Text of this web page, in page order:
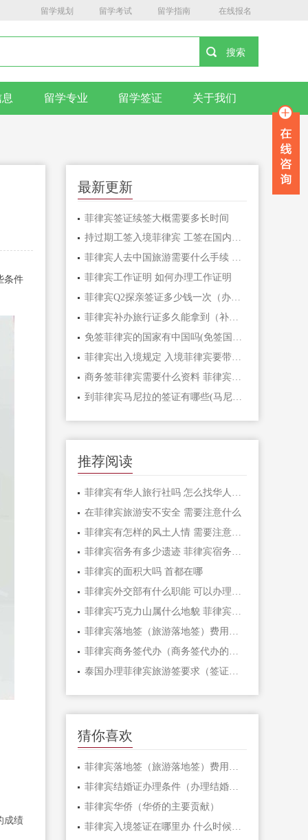
留学规划 留学考试 留学指南 在线报名
留学专业 留学签证 关于我们
条件
成绩
最新更新
菲律宾签证续签大概需要多长时间
持过期工签入境菲律宾 工签在国内过期会怎么样
菲律宾人去中国旅游需要什么手续 入华签证有哪些
菲律宾工作证明 如何办理工作证明
菲律宾Q2探亲签证多少钱一次（办理的流程）
菲律宾补办旅行证多久能拿到（补办的流程）
免签菲律宾的国家有中国吗(免签国家分享)
菲律宾出入境规定 入境菲律宾要带的材料有哪些
商务签菲律宾需要什么资料 菲律宾商务签入境活动内容是什么
到菲律宾马尼拉的签证有哪些(马尼拉签证攻略)
推荐阅读
在菲律宾旅游安不安全 需要注意什么
菲律宾有怎样的风土人情 需要注意哪些事项
菲律宾宿务有多少遗迹 菲律宾宿务遗迹介绍
菲律宾的面积大吗 首都在哪
菲律宾外交部有什么职能 可以办理哪些业务
菲律宾巧克力山属什么地貌 菲律宾巧克力山最佳观赏时间
菲律宾落地签（旅游落地签）费用多少-专家讲解
菲律宾商务签代办（商务签代办的优势）
猜你喜欢
菲律宾结婚证办理条件（办理结婚证有何限制）
菲律宾华侨（华侨的主要贡献）